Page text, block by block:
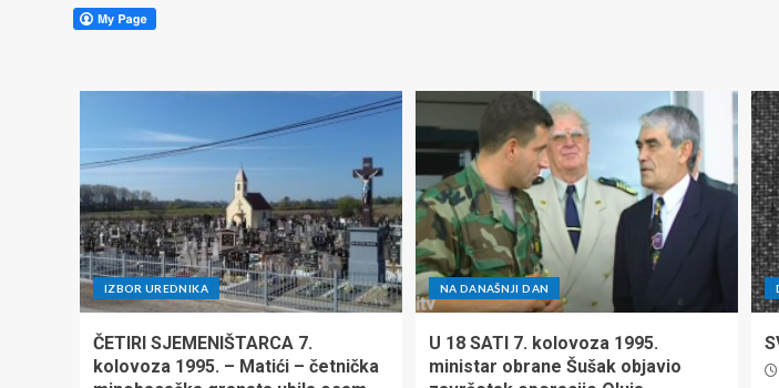
IZBOR UREDNIKA
ČETIRI SJEMENIŠTARCA 7.
kolovoza 1995. – Matići – četnička
NA DANAŠNJI DAN
U 18 SATI 7. kolovoza 1995.
ministar obrane Šušak objavio